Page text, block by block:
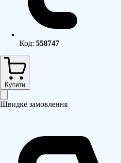
Код: 558747
Купити
Швидке замовлення